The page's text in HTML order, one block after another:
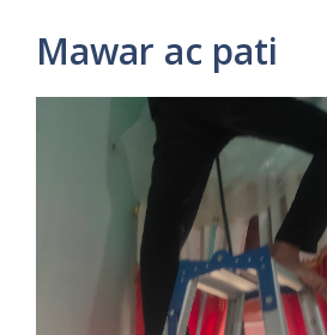
Mawar ac pati